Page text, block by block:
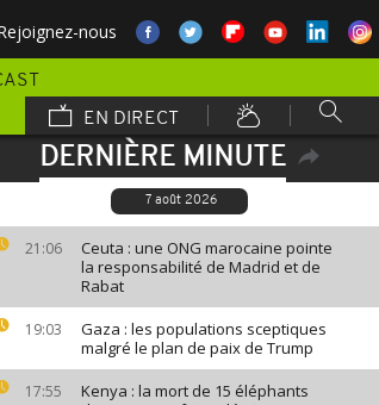
nous
EN DIRECT
DERNIÈRE MINUTE
7 août 2026
21:06
Ceuta : une ONG marocaine pointe
la responsabilité de Madrid et de
Rabat
19:03
Gaza : les populations sceptiques
malgré le plan de paix de Trump
17:55
Kenya : la mort de 15 éléphants